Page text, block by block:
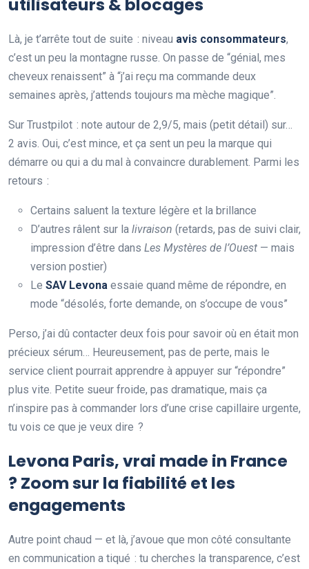
Là, je t’arrête tout de suite : niveau avis consommateurs,
c’est un peu la montagne russe. On passe de “génial, mes
cheveux renaissent” à “j’ai reçu ma commande deux
semaines après, j’attends toujours ma mèche magique”.
Sur Trustpilot : note autour de 2,9/5, mais (petit détail) sur…
2 avis. Oui, c’est mince, et ça sent un peu la marque qui
démarre ou qui a du mal à convaincre durablement. Parmi les
retours :
Certains saluent la texture légère et la brillance
D’autres râlent sur la livraison (retards, pas de suivi clair,
impression d’être dans Les Mystères de l’Ouest — mais
version postier)
Le SAV Levona essaie quand même de répondre, en
mode “désolés, forte demande, on s’occupe de vous”
Perso, j’ai dû contacter deux fois pour savoir où en était mon
précieux sérum… Heureusement, pas de perte, mais le
service client pourrait apprendre à appuyer sur “répondre”
plus vite. Petite sueur froide, pas dramatique, mais ça
n’inspire pas à commander lors d’une crise capillaire urgente,
tu vois ce que je veux dire ?
Levona Paris, vrai made in France
? Zoom sur la fiabilité et les
engagements
Autre point chaud — et là, j’avoue que mon côté consultante
en communication a tiqué : tu cherches la transparence, c’est